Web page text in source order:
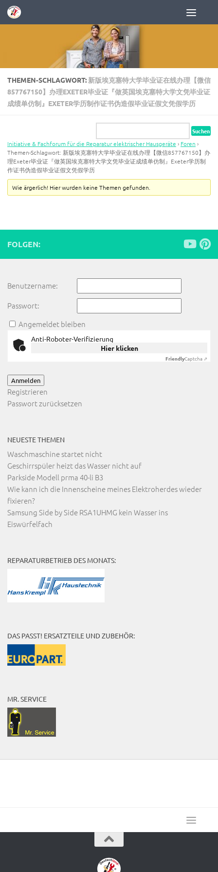
Zum Inhalt springen
THEMEN-SCHLAGWORT: 新版埃克塞特大学毕业证在线办理【微信
857767150】办理EXETER毕业证『做英国埃克塞特大学文凭毕业证
成绩单仿制』EXETER学历制作证书伪造假毕业证假文凭假学历
Initiative & Fachforum für die Reparatur elektrischer Hausgeräte › Foren ›
Themen-Schlagwort: 新版埃克塞特大学毕业证在线办理【微信857767150】办
理Exeter毕业证『做英国埃克塞特大学文凭毕业证成绩单仿制』Exeter学历制
作证书伪造假毕业证假文凭假学历
Wie ärgerlich! Hier wurden keine Themen gefunden.
FOLGEN:
Benutzername:
Passwort:
Angemeldet bleiben
Anti-Roboter-Verifizierung
Hier klicken
FriendlyCaptcha ⇗
Anmelden
Registrieren
Passwort zurücksetzen
NEUESTE THEMEN
Waschmaschine startet nicht
Geschirrspüler heizt das Wasser nicht auf
Parkside Modell prma 40-li B3
Wie kann ich die Innenscheine meines Elektroherdes wieder
fixieren?
Samsung Side by Side RSA1UHMG kein Wasser ins
Eiswürfelfach
REPARATURBETRIEB DES MONATS:
DAS PASST! ERSATZTEILE UND ZUBEHÖR:
MR. SERVICE